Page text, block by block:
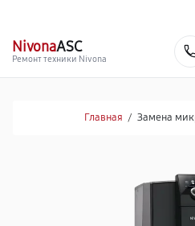
NivonaASC
Ремонт техники Nivona
Главная / Замена